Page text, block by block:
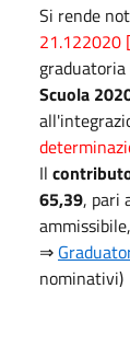
Si rende
21.122020
Scuola
Il
65,39, pari
⇒
nominativi)